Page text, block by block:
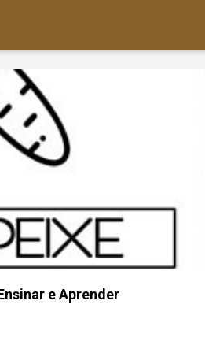
e Aprender